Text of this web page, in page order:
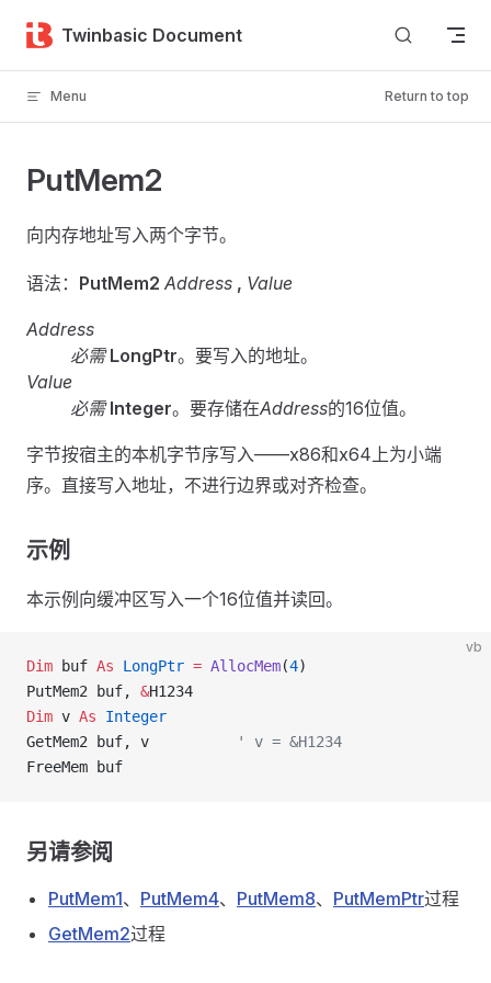
Skip to content
Twinbasic Document
Menu Return to top
PutMem2
向内存地址写入两个字节。
语法： PutMem2 Address , Value
Address
必需 LongPtr。要写入的地址。
Value
必需 Integer。要存储在Address的16位值。
字节按宿主的本机字节序写入——x86和x64上为小端
序。直接写入地址，不进行边界或对齐检查。
示例
本示例向缓冲区写入一个16位值并读回。
vb
Dim buf As LongPtr = AllocMem(4)
PutMem2 buf, &H1234
Dim v As Integer
GetMem2 buf, v
' v = &H1234
FreeMem buf
另请参阅
PutMem1、 PutMem4、 PutMem8、 PutMemPtr过程
GetMem2过程